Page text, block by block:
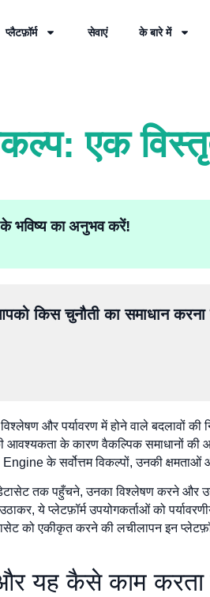
प्लैटफ़ॉर्म सेवाएं के बारे में
एक
भविष्य का अनुभव करें!
किस चुनौती का समाधान
और पर्यावरण में होने वाले बदलावों की
आवश्यकता के कारण वैकल्पिक समाधानों की
के सर्वोत्तम विकल्पों, उनकी क्षमताओं
डेटासेट तक पहुँचने, उनका विश्लेषण करने और
ये प्लेटफ़ॉर्म उपयोगकर्ताओं को
को एकीकृत करने की लचीलापन इन
और यह कैसे काम करता